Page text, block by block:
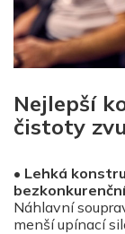
Nejlepší
čistoty
• Lehká
Náhlavní
menší upínací